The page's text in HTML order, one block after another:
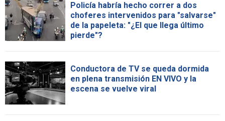
Policía habría hecho correr a dos
choferes intervenidos para "salvarse"
de la papeleta: "¿El que llega último
pierde"?
Conductora de TV se queda dormida
en plena transmisión EN VIVO y la
escena se vuelve viral